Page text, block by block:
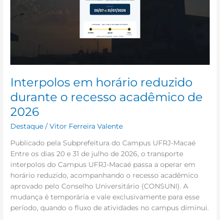
Interpolos em horário reduzido
durante o recesso acadêmico de
2026
Destaque /Vitor Ferreira Valente
Publicado pela Subprefeitura do Campus UFRJ-Macaé
Entre os dias 20 e 31 de julho de 2026, o transporte
interpolos do Campus UFRJ-Macaé passa a operar em
horário reduzido, acompanhando o recesso acadêmico
aprovado pelo Conselho Universitário (CONSUNI). A
mudança é temporária e vale exclusivamente para esse
período, quando o fluxo de atividades no campus diminui.
acadêmico